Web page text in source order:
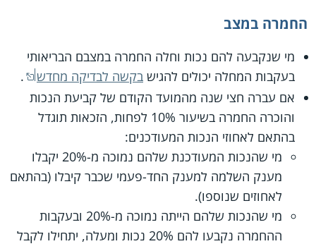
החמרה במצב
מי שנקבעה להם נכות וחלה החמרה במצבם הבריאותי
בעקבות המחלה יכולים להגיש בקשה לבדיקה מחדש
.
אם עברה חצי שנה מהמועד הקודם של קביעת הנכות
והוכרה החמרה בשיעור 10% לפחות, הזכאות תוגדל
בהתאם לאחוזי הנכות המעודכנים:
מי שהנכות המעודכנת שלהם נמוכה מ-20% יקבלו
מענק השלמה למענק החד-פעמי שכבר קיבלו (בהתאם
לאחוזים שנוספו).
מי שהנכות שלהם הייתה נמוכה מ-20% ובעקבות
ההחמרה נקבעו להם 20% נכות ומעלה, יתחילו לקבל